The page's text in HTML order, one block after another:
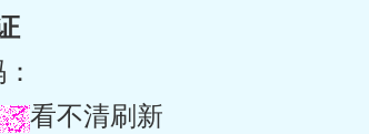
看不清刷新